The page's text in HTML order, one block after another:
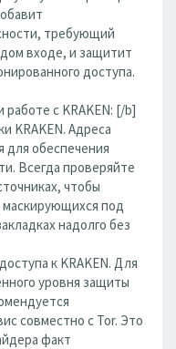
требующий
входе, и защитит
доступа.
с KRAKEN: [/b]
KRAKEN. Адреса
для обеспечения
Всегда проверяйте
чтобы
под
надолго без
к KRAKEN. Для
уровня защиты
совместно с Tor. Это
факт